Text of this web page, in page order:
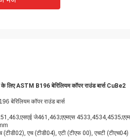
के लिए ASTM B196 बेरिलियम कॉपर राउंड बार्स CuBe2
बेरिलियम कॉपर राउंड बार्स
जे461,463;एएमएस
(टीडी02), एच (टीडी04), एटी (टीएफ 00), एचटी (टीएच04)